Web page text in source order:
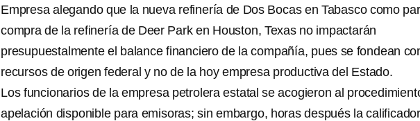
Empresa alegando que la nueva refinería de Dos Bocas en Tabasco como
compra de la refinería de Deer Park en Houston, Texas no impactarán
presupuestalmente el balance financiero de la compañía, pues se fondean
recursos de origen federal y no de la hoy empresa productiva del Estado.
Los funcionarios de la empresa petrolera estatal se acogieron al
apelación disponible para emisoras; sin embargo, horas después la